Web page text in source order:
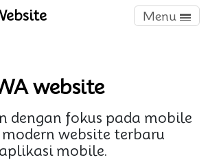
Menu
website
dengan fokus pada mobile
website terbaru
mobile.